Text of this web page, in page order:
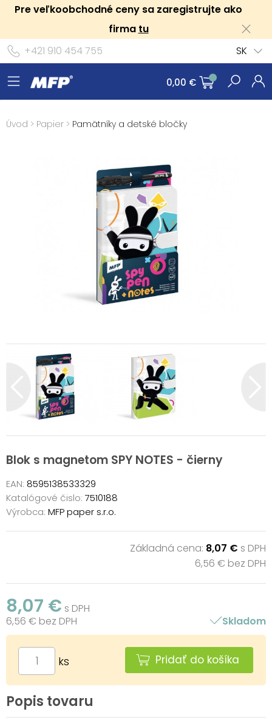
Pre veľkoobchodné ceny sa zaregistrujte ako
firma tu
+421 910 454 755
SK
0,00 €
Úvod > Papier > Pamätníky a detské bločky
Blok s magnetom SPY NOTES - čierny
EAN: 8595138533329
Katalógové čislo: 7510188
Výrobca: MFP paper s.r.o.
Základná cena: 8,07 € s DPH
6,56 € bez DPH
8,07 € s DPH
6,56 € bez DPH
Skladom
ks Pridať do košíka
Popis tovaru